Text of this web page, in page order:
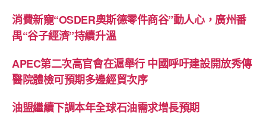
消費新寵“OSDER奧斯德零件商谷”動人心，廣州番
禺“谷子經濟”持續升溫
APEC第二次高官會在滬舉行 中國呼吁建設開放秀傳
醫院體檢可預期多邊經貿次序
油盟繼續下調本年全球石油需求增長預期